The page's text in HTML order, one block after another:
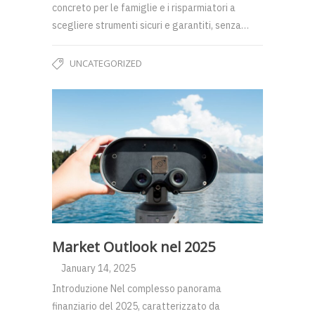
concreto per le famiglie e i risparmiatori a
scegliere strumenti sicuri e garantiti, senza…
UNCATEGORIZED
Market Outlook nel 2025
January 14, 2025
Introduzione Nel complesso panorama
finanziario del 2025, caratterizzato da